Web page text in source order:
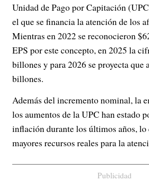
Unidad de Pago por Capitación
el que se financia la atención de los
Mientras en 2022 se reconocieron
EPS por este concepto, en 2025 la
billones y para 2026 se proyecta que
billones.
Además del incremento nominal, la
los aumentos de la UPC han estado
inflación durante los últimos años, lo
mayores recursos reales para la
Publicidad